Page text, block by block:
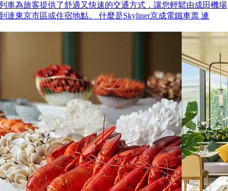
車為旅客提供了舒適又快速的交通方式，讓您輕鬆由成田機場
達東京市區或住宿地點。 什麼是Skyliner京成電鐵車票 連